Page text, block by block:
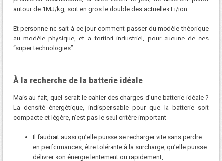
autour de 1MJ/kg, soit en gros le double des actuelles Li/ion.
Et personne ne sait à ce jour comment passer du modèle théorique
au modèle physique, et a fortiori industriel, pour aucune de ces
“super technologies”.
À la recherche de la batterie idéale
Mais au fait, quel serait le cahier des charges d’une batterie idéale ?
La densité énergétique, indispensable pour que la batterie soit
compacte et légère, n’est pas le seul critère important.
Il faudrait aussi qu’elle puisse se recharger vite sans perdre
en performances, être tolérante à la surcharge, qu’elle puisse
délivrer son énergie lentement ou rapidement,